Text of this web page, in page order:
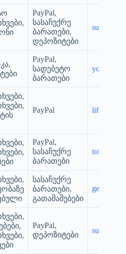
PayPal,
სასაჩუქრე
ბარათები,
დეპოზიტები
PayPal,
სადებეტო
ბარათები
PayPal
PayPal,
სასაჩუქრე
ბარათები
სასაჩუქრე
ბარათები,
გათამაშებები
PayPal,
დეპოზიტები